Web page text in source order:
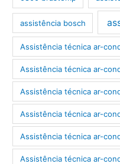
assistência bosch
Assistência técnica ar-
Assistência técnica ar-
Assistência técnica ar-
Assistência técnica ar-
Assistência técnica ar-
Assistência técnica ar-